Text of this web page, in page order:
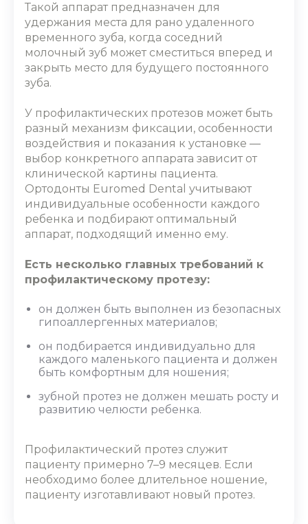
Такой аппарат предназначен для
удержания места для рано удаленного
временного зуба, когда соседний
молочный зуб может сместиться вперед и
закрыть место для будущего постоянного
зуба.
У профилактических протезов может быть
разный механизм фиксации, особенности
воздействия и показания к установке ―
выбор конкретного аппарата зависит от
клинической картины пациента.
Ортодонты Euromed Dental учитывают
индивидуальные особенности каждого
ребенка и подбирают оптимальный
аппарат, подходящий именно ему.
Есть несколько главных требований к
профилактическому протезу:
он должен быть выполнен из безопасных
гипоаллергенных материалов;
он подбирается индивидуально для
каждого маленького пациента и должен
быть комфортным для ношения;
зубной протез не должен мешать росту и
развитию челюсти ребенка.
Профилактический протез служит
пациенту примерно 7–9 месяцев. Если
необходимо более длительное ношение,
пациенту изготавливают новый протез.